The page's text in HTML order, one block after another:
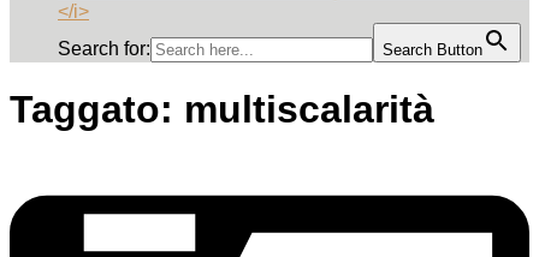
</i>
Search for:
Search Button
Taggato: multiscalarità